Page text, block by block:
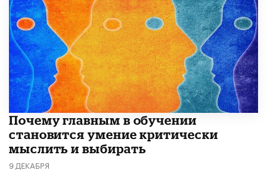
Почему главным в обучении
становится умение критически
мыслить и выбирать
9 ДЕКАБРЯ